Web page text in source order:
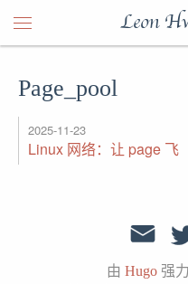
Leon
Page_pool
2025-11-23
Linux 网络：让 page 飞
由 Hugo强